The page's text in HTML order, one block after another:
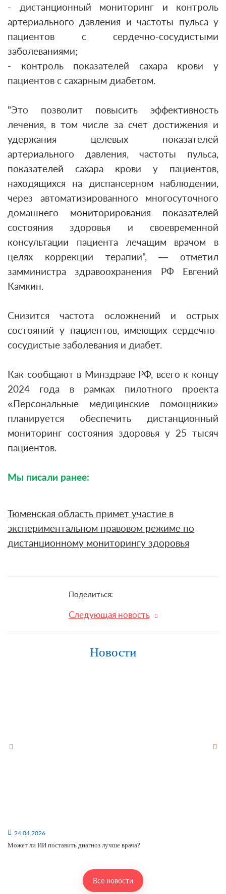
- дистанционный мониторинг и контроль
артериального давления и частоты пульса у
пациентов с сердечно-сосудистыми
заболеваниями;
- контроль показателей сахара крови у
пациентов с сахарным диабетом.
"Это позволит повысить эффективность
лечения, в том числе за счет достижения и
удержания целевых показателей
артериального давления, частоты пульса,
показателей сахара крови у пациентов,
находящихся на диспансерном наблюдении,
через автоматизированного многосуточного
домашнего мониторирования показателей
состояния здоровья и своевременной
консультации пациента лечащим врачом в
целях коррекции терапии", — отметил
замминистра здравоохранения РФ Евгений
Камкин.
Снизится частота осложнений и острых
состояний у пациентов, имеющих сердечно-
сосудистые заболевания и диабет.
Как сообщают в Минздраве РФ, всего к концу
2024 года в рамках пилотного проекта
«Персональные медицинские помощники»
планируется обеспечить дистанционный
мониторинг состояния здоровья у 25 тысяч
пациентов.
Мы писали ранее:
Тюменская область примет участие в
экспериментальном правовом режиме по
дистанционному мониторингу здоровья
Поделиться:
Следующая новость
Новости
24.04.2026
Может ли ИИ поставить диагноз лучше врача?
Все новости